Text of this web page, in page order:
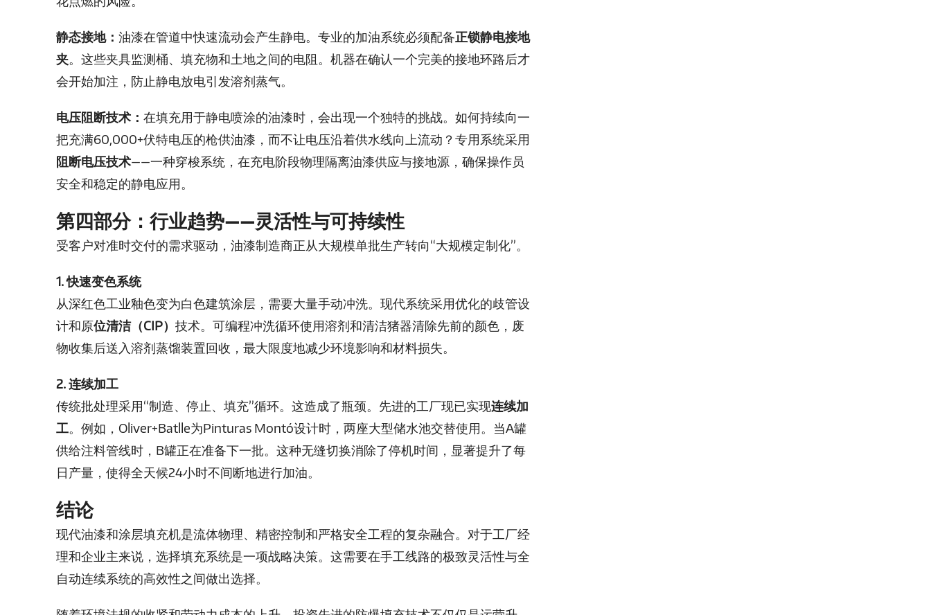
静态接地： 油漆在管道中快速流动会产生静电。专业的加油系统必须配备正锁静电接地
夹。这些夹具监测桶、填充物和土地之间的电阻。机器在确认一个完美的接地环路后才
会开始加注，防止静电放电引发溶剂蒸气。
电压阻断技术： 在填充用于静电喷涂的油漆时，会出现一个独特的挑战。如何持续向一
把充满60,000+伏特电压的枪供油漆，而不让电压沿着供水线向上流动？专用系统采用
阻断电压技术——一种穿梭系统，在充电阶段物理隔离油漆供应与接地源，确保操作员
安全和稳定的静电应用。
第四部分：行业趋势——灵活性与可持续性
受客户对准时交付的需求驱动，油漆制造商正从大规模单批生产转向“大规模定制化”。
1. 快速变色系统
从深红色工业釉色变为白色建筑涂层，需要大量手动冲洗。现代系统采用优化的歧管设
计和原位清洁（CIP） 技术。可编程冲洗循环使用溶剂和清洁猪器清除先前的颜色，废
物收集后送入溶剂蒸馏装置回收，最大限度地减少环境影响和材料损失。
2. 连续加工
传统批处理采用“制造、停止、填充”循环。这造成了瓶颈。先进的工厂现已实现连续加
工。例如，Oliver+Batlle为Pinturas Montó设计时，两座大型储水池交替使用。当A罐
供给注料管线时，B罐正在准备下一批。这种无缝切换消除了停机时间，显著提升了每
日产量，使得全天候24小时不间断地进行加油。
结论
现代油漆和涂层填充机是流体物理、精密控制和严格安全工程的复杂融合。对于工厂经
理和企业主来说，选择填充系统是一项战略决策。这需要在手工线路的极致灵活性与全
自动连续系统的高效性之间做出选择。